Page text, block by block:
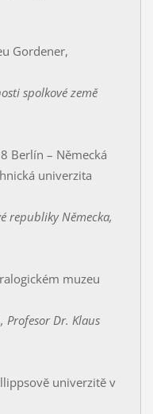
Gordener,
spolkové země
– Německá
univerzita
Německa,
muzeu
Dr. Klaus
univerzitĕ v